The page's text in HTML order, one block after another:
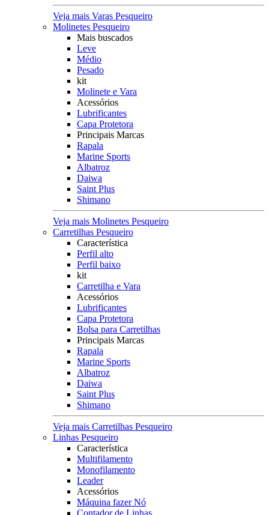
Veja mais Varas Pesqueiro
Molinetes Pesqueiro
Mais buscados
Leve
Médio
Pesado
kit
Molinete e Vara
Acessórios
Lubrificantes
Capa Protetora
Principais Marcas
Rapala
Marine Sports
Albatroz
Daiwa
Saint Plus
Shimano
Veja mais Molinetes Pesqueiro
Carretilhas Pesqueiro
Característica
Perfil alto
Perfil baixo
kit
Carretilha e Vara
Acessórios
Lubrificantes
Capa Protetora
Bolsa para Carretilhas
Principais Marcas
Rapala
Marine Sports
Albatroz
Daiwa
Saint Plus
Shimano
Veja mais Carretilhas Pesqueiro
Linhas Pesqueiro
Característica
Multifilamento
Monofilamento
Leader
Acessórios
Máquina fazer Nó
Contador de Linhas